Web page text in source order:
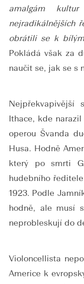
amalgám
nejradikálnějších
obrátili se k
Pokládá však za
naučit se, jak se s
Ithace, kde
operou Švanda
Husa. Hodně
který po smrti
hudebního
1923. Podle
hodně, ale musí
neprobleskují do
Violoncellista
Americe k